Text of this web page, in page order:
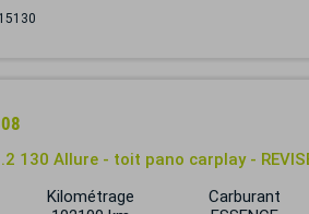
130 Allure - toit pano carplay -
Kilométrage
Carburant